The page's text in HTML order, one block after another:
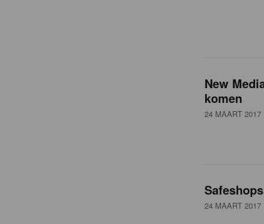
New
komen
24 MAART 2017
24 MAART 2017